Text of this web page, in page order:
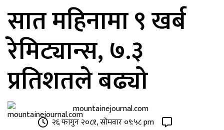
सात महिनामा ९ खर्ब
रेमिट्यान्स, ७.३
प्रतिशतले बढ्यो
mountainejournal.com
२६ फागुन २०८१, सोमवार ०९:५८ pm